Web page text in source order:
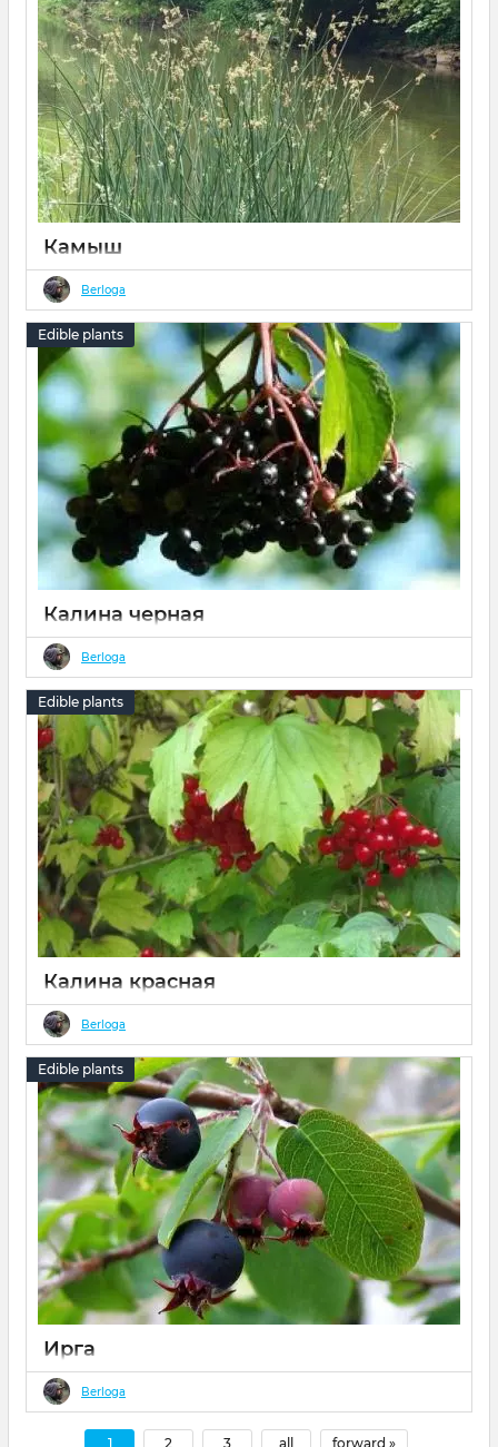
Камыш
13 02 2022
Berloga
Edible plants
Калина черная
13 02 2022
Небольшой кустарник с компактной кроной,
быстрорастущий. Цветет многочисленными кремово-
белыми щитковыми соцветиями, цветение
продолжительно (около 3-х недель). Листья овальные,
морщинистые длинные. Плод - костянка, сначала зеленая,
перед созреванием ярко-красная, затем - черная
Berloga
Edible plants
Калина красная
13 02 2022
снежки, каленина, лесная красавица.
Berloga
Edible plants
Ирга
13 02 2022
Ирга - кустарник или невысокое дерево семейства
розоцветных, с плодами темно-синего цвета с белесым
Berloga
1 2 3 all forward »